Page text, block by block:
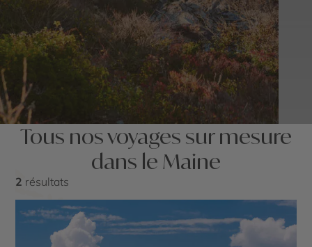
Tous nos voyages sur mesure
dans le Maine
2 résultats